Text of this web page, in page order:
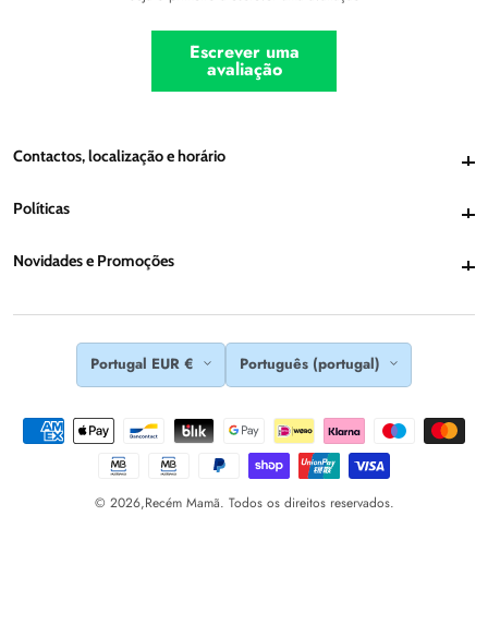
Escrever uma
avaliação
Contactos, localização e horárioContactos, localização e horário
Políticas
Novidades e PromoçõesNovidades e Promoções
Portugal EUR € Português (portugal)
© 2026,Recém Mamã. Todos os direitos reservados.